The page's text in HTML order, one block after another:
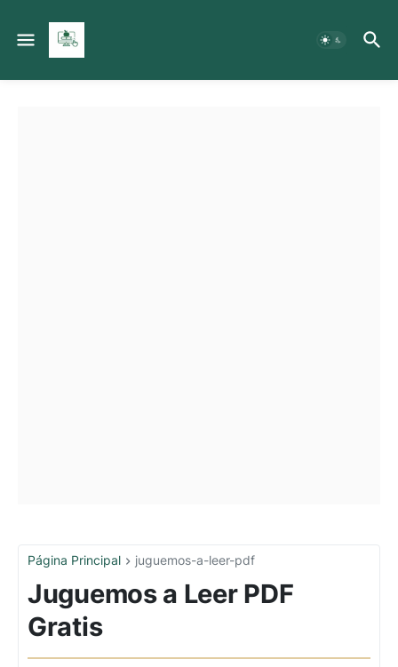
Página Principal juguemos-a-leer-pdf
Juguemos a Leer PDF
Gratis